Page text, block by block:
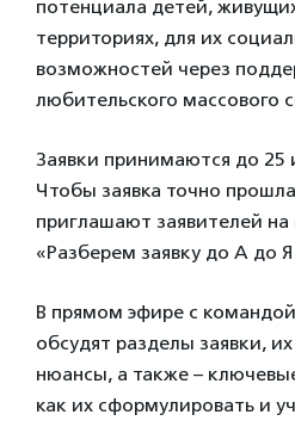
потенциала детей,
территориях, для их
возможностей через
любительского массового
Заявки принимаются до 25
Чтобы заявка точно
приглашают заявителей
«Разберем заявку до А до
В прямом эфире с
обсудят разделы заявки,
нюансы, а также –
как их сформулировать и